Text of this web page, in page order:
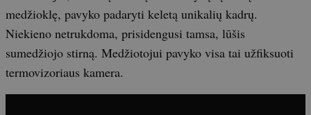
medžioklę, pavyko padaryti keletą unikalių kadrų.
Niekieno netrukdoma, prisidengusi tamsa, lūšis
sumedžiojo stirną. Medžiotojui pavyko visa tai užfiksuoti
termovizoriaus kamera.